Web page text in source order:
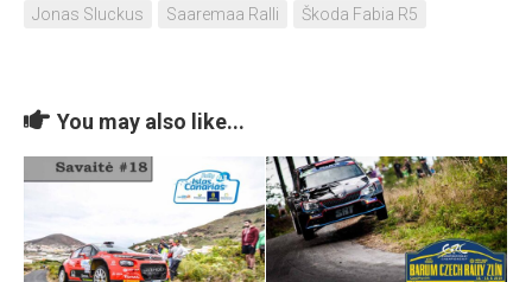
Jonas Sluckus
Saaremaa Ralli Škoda Fabia R5
You may also like...